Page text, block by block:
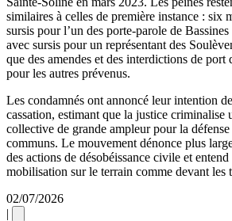
similaires à celles de première instance : six
sursis pour l’un des porte-parole de
avec sursis pour un représentant des
que des amendes et des interdictions de port
pour les autres prévenus.
Les condamnés ont annoncé leur intention
cassation, estimant que la justice criminalise
collective de grande ampleur pour la défense
communs. Le mouvement dénonce plus
des actions de désobéissance civile et
mobilisation sur le terrain comme devant les
02/07/2026
|